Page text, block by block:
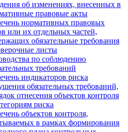
об изменениях, внесенных в
правовые акты
нормативных правовых
или их отдельных частей,
обязательные требования
листы
по соблюдению
требований
индикаторов риска
обязательных требований,
отнесения объектов контроля
риска
объектов контроля,
в рамках формирования